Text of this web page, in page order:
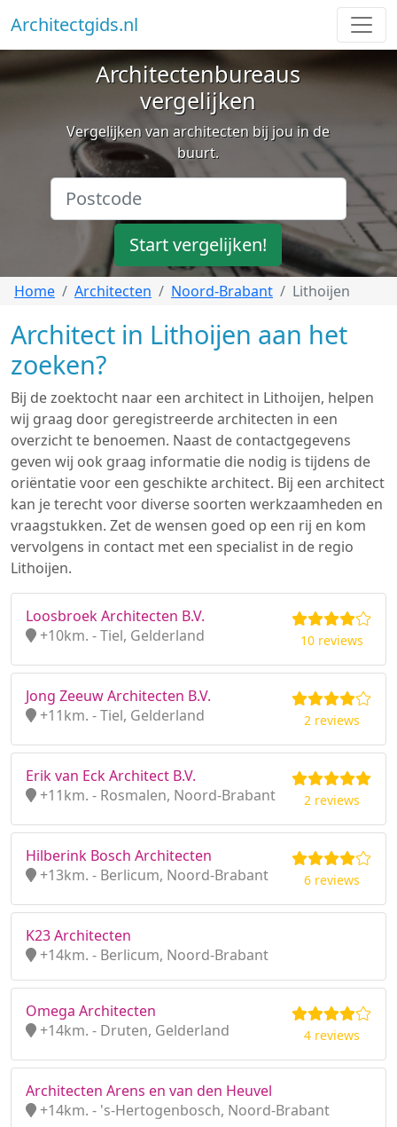
Architectgids.nl
Architectenbureaus
vergelijken
Vergelijken van architecten bij jou in de
buurt.
Start vergelijken!
Home Architecten Noord-Brabant Lithoijen
Architect in Lithoijen aan het
zoeken?
Bij de zoektocht naar een architect in Lithoijen, helpen
wij graag door geregistreerde architecten in een
overzicht te benoemen. Naast de contactgegevens
geven wij ook graag informatie die nodig is tijdens de
oriëntatie voor een geschikte architect. Bij een architect
kan je terecht voor diverse soorten werkzaamheden en
vraagstukken. Zet de wensen goed op een rij en kom
vervolgens in contact met een specialist in de regio
Lithoijen.
Loosbroek Architecten B.V.
+10km. - Tiel, Gelderland
10 reviews
Jong Zeeuw Architecten B.V.
+11km. - Tiel, Gelderland
2 reviews
Erik van Eck Architect B.V.
+11km. - Rosmalen, Noord-Brabant
2 reviews
Hilberink Bosch Architecten
+13km. - Berlicum, Noord-Brabant
6 reviews
K23 Architecten
+14km. - Berlicum, Noord-Brabant
Omega Architecten
+14km. - Druten, Gelderland
4 reviews
Architecten Arens en van den Heuvel
+14km. - 's-Hertogenbosch, Noord-Brabant